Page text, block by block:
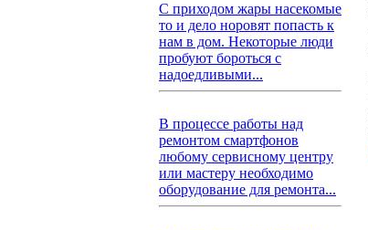
С приходом жары насекомые
то и дело норовят попасть к
нам в дом. Некоторые люди
пробуют бороться с
надоедливыми...
В процессе работы над
ремонтом смартфонов
любому сервисному центру
или мастеру необходимо
оборудование для ремонта...